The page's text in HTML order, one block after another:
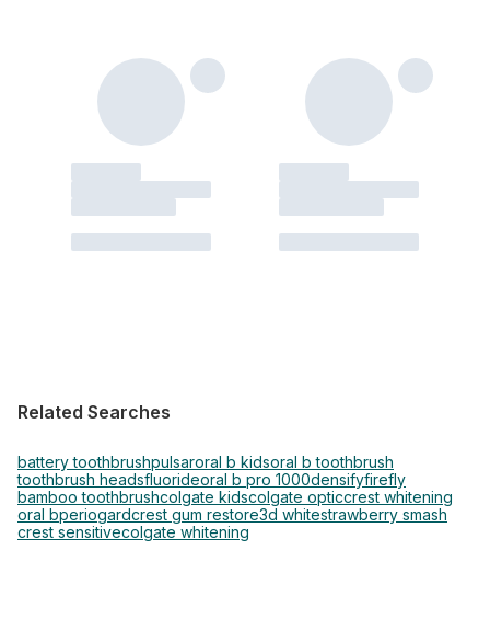
Related Searches
battery toothbrushpulsaroral b kidsoral b toothbrush
toothbrush headsfluorideoral b pro 1000densifyfirefly
bamboo toothbrushcolgate kidscolgate opticcrest whitening
oral bperiogardcrest gum restore3d whitestrawberry smash
crest sensitivecolgate whitening